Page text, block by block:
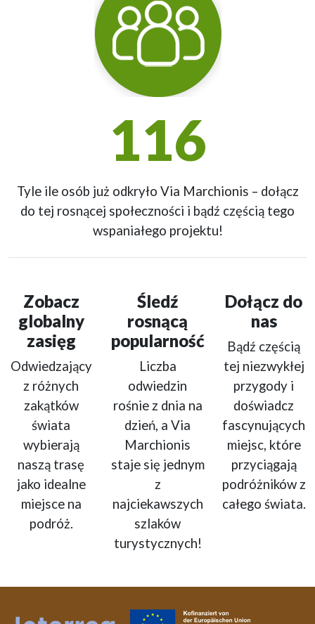
116
Tyle ile osób już odkryło Via Marchionis – dołącz
do tej rosnącej społeczności i bądź częścią tego
wspaniałego projektu!
Zobacz
globalny
zasięg
Odwiedzający
z różnych
zakątków
świata
wybierają
naszą trasę
jako idealne
miejsce na
podróż.
Śledź
rosnącą
popularność
Liczba
odwiedzin
rośnie z dnia na
dzień, a Via
Marchionis
staje się jednym
z
najciekawszych
szlaków
turystycznych!
Dołącz do
nas
Bądź częścią
tej niezwykłej
przygody i
doświadcz
fascynujących
miejsc, które
przyciągają
podróżników z
całego świata.